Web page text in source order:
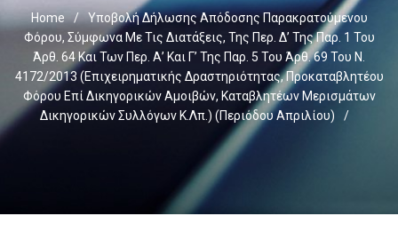
Home /
Υποβολή Δήλωσης Απόδοσης Παρακρατούμενου
Φόρου, Σύμφωνα Με Τις Διατάξεις, Της Περ. Δ’ Της Παρ. 1 Του
Άρθ. 64 Και Των Περ. Α’ Και Γ’ Της Παρ. 5 Του Άρθ. 69 Του Ν.
4172/2013 (επιχειρηματικής Δραστηριότητας, Προκαταβλητέου
Φόρου Επί Δικηγορικών Αμοιβών, Καταβλητέων Μερισμάτων
Δικηγορικών Συλλόγων Κ.λπ.) (περιόδου Απριλίου)
/